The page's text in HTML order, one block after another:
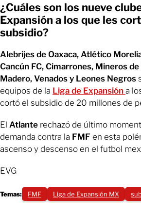
¿Cuáles son los nueve
Expansión a los que les
subsidio?
Alebrijes de Oaxaca, Atlético
Cancún FC, Cimarrones, Mineros
Madero, Venados y Leones Negros
equipos de la Liga de Expansión a
cortó el subsidio de 20 millones de
El Atlante rechazó de último
demanda contra la FMF en esta
ascenso y descenso en el futbol
EVG
Temas: FMF Liga de Expansión MX